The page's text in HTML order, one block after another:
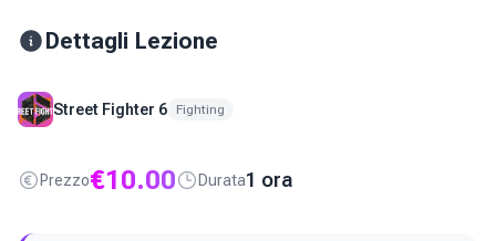
Dettagli Lezione
Street Fighter 6 Fighting
Prezzo€10.00 Durata1 ora